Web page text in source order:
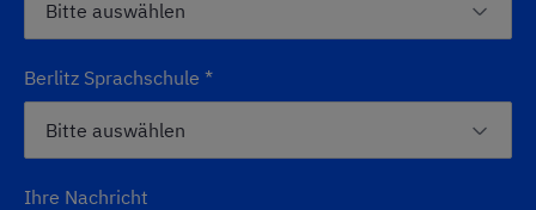
Berlitz Sprachschule *
Ihre Nachricht